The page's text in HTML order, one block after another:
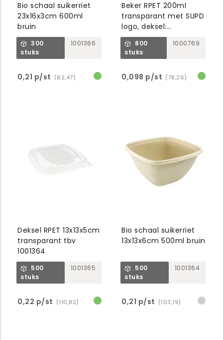
Bio schaal suikerriet
23x16x3cm 600ml
bruin
300
stuks
1001366
0,21 p/st (62,47)
Beker RPET 200ml
transparant met SUPD
logo, deksel:
1000511/512/513
800
stuks
1000769
0,098 p/st (78,26)
Deksel RPET 13x13x5cm
transparant tbv
1001364
500
stuks
1001365
0,22 p/st (110,82)
Bio schaal suikerriet
13x13x6cm 500ml bruin
500
stuks
1001364
0,21 p/st (103,19)